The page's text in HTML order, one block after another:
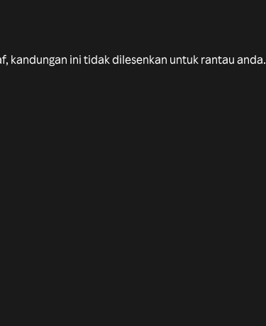
kandungan ini tidak dilesenkan untuk rantau anda.